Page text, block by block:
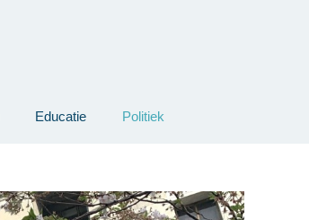
Educatie Politiek